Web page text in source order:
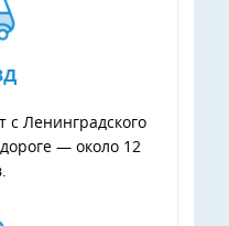
с Ленинградского
— около 12